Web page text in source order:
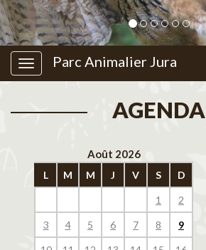
Parc Animalier Jura
AGENDA
Août 2026
L M M J V S D
1 2
3 4 5 6 7 8 9